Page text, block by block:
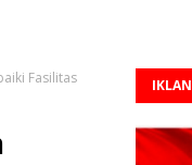
Fasilitas
IKLAN